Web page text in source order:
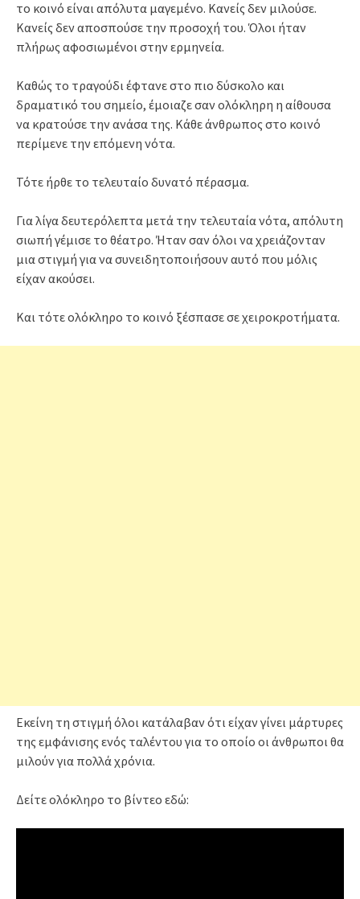
το κοινό είναι απόλυτα μαγεμένο. Κανείς δεν μιλούσε.
Κανείς δεν αποσπούσε την προσοχή του. Όλοι ήταν
πλήρως αφοσιωμένοι στην ερμηνεία.
Καθώς το τραγούδι έφτανε στο πιο δύσκολο και
δραματικό του σημείο, έμοιαζε σαν ολόκληρη η αίθουσα
να κρατούσε την ανάσα της. Κάθε άνθρωπος στο κοινό
περίμενε την επόμενη νότα.
Τότε ήρθε το τελευταίο δυνατό πέρασμα.
Για λίγα δευτερόλεπτα μετά την τελευταία νότα, απόλυτη
σιωπή γέμισε το θέατρο. Ήταν σαν όλοι να χρειάζονταν
μια στιγμή για να συνειδητοποιήσουν αυτό που μόλις
είχαν ακούσει.
Και τότε ολόκληρο το κοινό ξέσπασε σε χειροκροτήματα.
Εκείνη τη στιγμή όλοι κατάλαβαν ότι είχαν γίνει μάρτυρες
της εμφάνισης ενός ταλέντου για το οποίο οι άνθρωποι θα
μιλούν για πολλά χρόνια.
Δείτε ολόκληρο το βίντεο εδώ: